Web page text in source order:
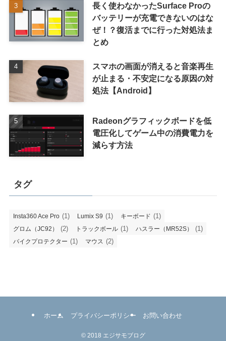
長く使わなかったSurface Proの
バッテリーが充電できないのはな
ぜ！？復活までに行った対処法ま
とめ
スマホの画面が消えると音楽再生
が止まる・不安定になる原因の対
処法【Android】
Radeonグラフィックボードを低
電圧化してゲーム中の消費電力を
減らす方法
タグ
Insta360 Ace Pro (1) Lumix S9 (1) キーボード (1)
グロム（JC92） (2) トラックボール (1) ハスラー（MR52S） (1)
バイクプロテクター (1) マウス (2)
ホーム プライバシーポリシー お問い合わせ
©2018 エジサモブログ